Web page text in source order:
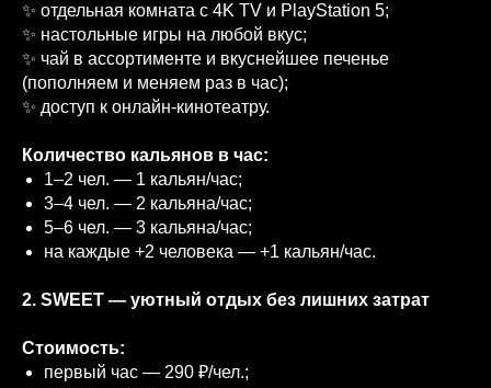
✨ отдельная комната с 4K TV и PlayStation 5;
✨ настольные игры на любой вкус;
✨ чай в ассортименте и вкуснейшее печенье
(пополняем и меняем раз в час);
✨ доступ к онлайн‑кинотеатру.
Количество кальянов в час:
1–2 чел. — 1 кальян/час;
3–4 чел. — 2 кальяна/час;
5–6 чел. — 3 кальяна/час;
на каждые +2 человека — +1 кальян/час.
2. SWEET — уютный отдых без лишних затрат
Стоимость:
первый час — 290 ₽/чел.;